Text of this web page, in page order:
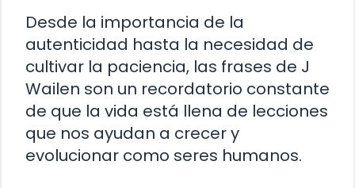
Desde la importancia de la
autenticidad hasta la necesidad de
cultivar la paciencia, las frases de J
Wailen son un recordatorio constante
de que la vida está llena de lecciones
que nos ayudan a crecer y
evolucionar como seres humanos.